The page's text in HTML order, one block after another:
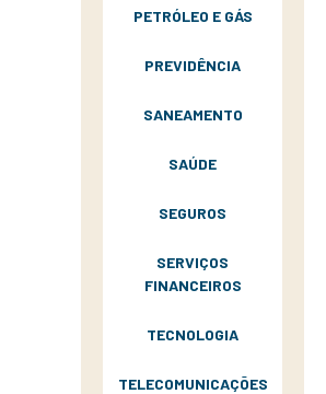
PETRÓLEO E GÁS
PREVIDÊNCIA
SANEAMENTO
SAÚDE
SEGUROS
SERVIÇOS
FINANCEIROS
TECNOLOGIA
TELECOMUNICAÇÕES